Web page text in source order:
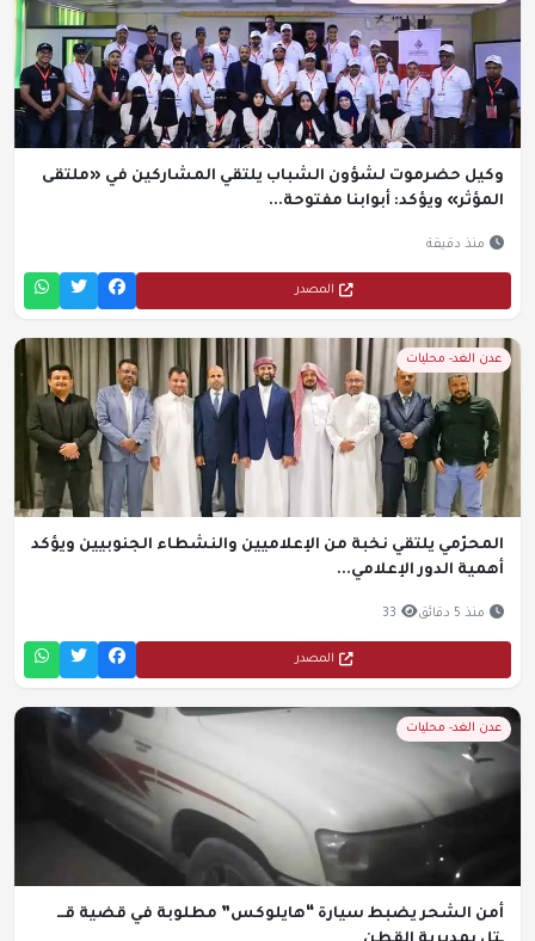
وكيل حضرموت لشؤون الشباب يلتقي المشاركين في «ملتقى
المؤثر» ويؤكد: أبوابنا مفتوحة...
منذ دقيقة
المصدر
عدن الغد- محليات
المحرّمي يلتقي نخبة من الإعلاميين والنشطاء الجنوبيين ويؤكد
أهمية الدور الإعلامي...
منذ 5 دقائق 33
المصدر
عدن الغد- محليات
أمن الشحر يضبط سيارة “هايلوكس” مطلوبة في قضية قــ